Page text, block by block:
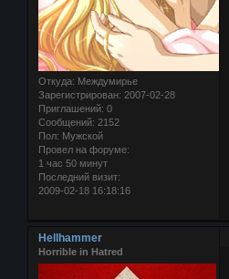
Откуда: Междумирье
Зарегистрирован: 2007-02-28
Приглашений: 0
Сообщений: 2152
Пол: Мужской
Провел на форуме:
1 час 50 минут
Последний визит:
2009-02-18 16:18:16
Hellhammer
Horrible in Hatred